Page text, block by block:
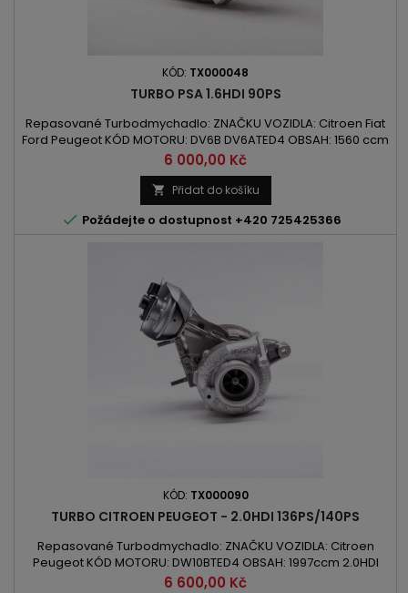
KÓD: TX000048
TURBO PSA 1.6HDI 90PS
Repasované Turbodmychadlo: ZNAČKU VOZIDLA: Citroen Fiat
Ford Peugeot KÓD MOTORU: DV6B DV6ATED4 OBSAH: 1560 ccm
1.6HDI/Multijet/TDCI VÝKON: 55kW/75PS / 66kW/90PS ROK
VÝROBY: 2004 -
Cena
6 000,00 Kč
 Přidat do košíku
 Požádejte o dostupnost +420 725425366
KÓD: TX000090
TURBO CITROEN PEUGEOT - 2.0HDI 136PS/140PS
Repasované Turbodmychadlo: ZNAČKU VOZIDLA: Citroen
Peugeot KÓD MOTORU: DW10BTED4 OBSAH: 1997ccm 2.0HDI
VÝKON: 136PS/100kW / 140PS/103kW ROK VÝROBY: 2000 -
Cena
6 600,00 Kč